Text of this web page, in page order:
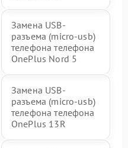
Замена USB-
разъема (micro-usb)
телефона телефона
OnePlus Nord 5
Замена USB-
разъема (micro-usb)
телефона телефона
OnePlus 13R